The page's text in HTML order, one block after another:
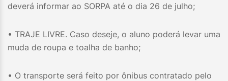
deverá informar ao SORPA até o dia 26 de julho;
• TRAJE LIVRE. Caso deseje, o aluno poderá levar uma
muda de roupa e toalha de banho;
• O transporte será feito por ônibus contratado pelo